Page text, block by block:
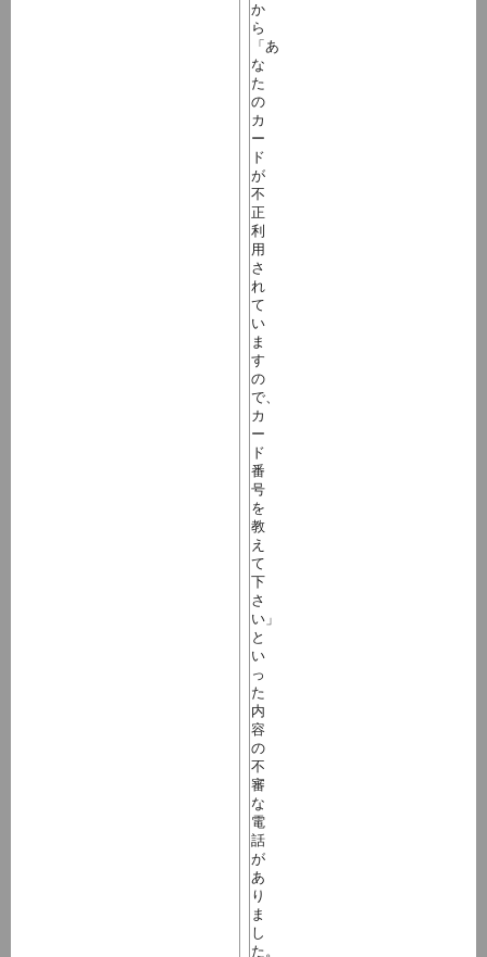
か
ら
「あ
な
た
の
カ
ー
ド
が
不
正
利
用
さ
れ
て
い
ま
す
の
で、
カ
ー
ド
番
号
を
教
え
て
下
さ
い」
と
い
っ
た
内
容
の
不
審
な
電
話
が
あ
り
ま
し
た。